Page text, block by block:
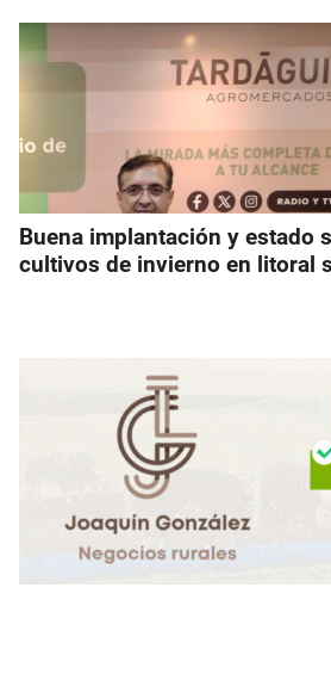
Buena implantación y estado
cultivos de invierno en litoral